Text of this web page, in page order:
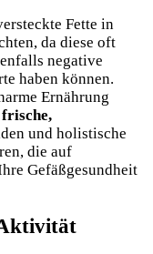
Fette in
da diese oft
negative
haben können.
Ernährung
frische,
und holistische
die auf
Gefäßgesundheit